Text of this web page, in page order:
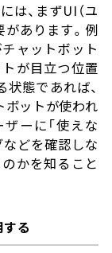
は、まずUI（ユ
があります。例
ャットボット
が目立つ位置
態であれば、
ボットが使われ
ーに「使えな
などを確認しな
かを知ること
る